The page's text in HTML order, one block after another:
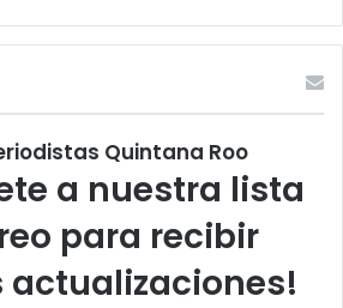
Quintana Roo
a nuestra lista
para recibir
actualizaciones!